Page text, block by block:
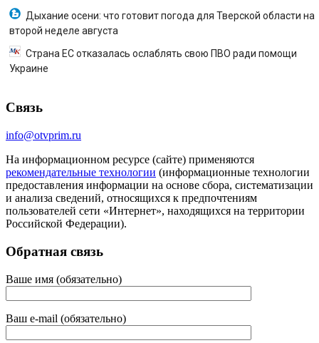
Дыхание осени: что готовит погода для Тверской области на
второй неделе августа
Страна ЕС отказалась ослаблять свою ПВО ради помощи
Украине
Связь
info@otvprim.ru
На информационном ресурсе (сайте) применяются
рекомендательные технологии (информационные технологии
предоставления информации на основе сбора, систематизации
и анализа сведений, относящихся к предпочтениям
пользователей сети «Интернет», находящихся на территории
Российской Федерации).
Обратная связь
Ваше имя (обязательно)
Ваш e-mail (обязательно)